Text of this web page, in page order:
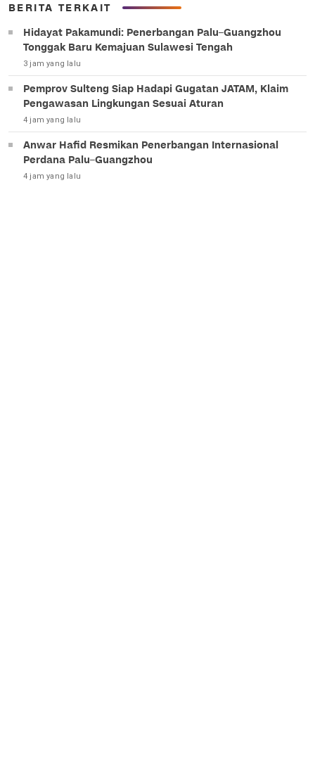
BERITA TERKAIT
Hidayat Pakamundi: Penerbangan Palu–Guangzhou
Tonggak Baru Kemajuan Sulawesi Tengah
3 jam yang lalu
Pemprov Sulteng Siap Hadapi Gugatan JATAM, Klaim
Pengawasan Lingkungan Sesuai Aturan
4 jam yang lalu
Anwar Hafid Resmikan Penerbangan Internasional
Perdana Palu–Guangzhou
4 jam yang lalu